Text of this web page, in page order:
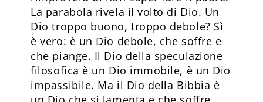
La parabola rivela il volto di Dio. Un
Dio troppo buono, troppo debole? Sì
è vero: è un Dio debole, che soffre e
che piange. Il Dio della speculazione
filosofica è un Dio immobile, è un Dio
impassibile. Ma il Dio della Bibbia è